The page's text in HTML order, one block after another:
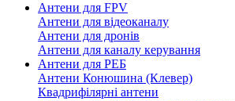
Антени для FPV
Антени для відеоканалу
Антени для дронів
Антени для каналу керування
Антени для РЕБ
Антени Конюшина (Клевер)
Квадрифілярні антени